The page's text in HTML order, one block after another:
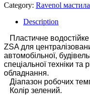
Category: Ravenol
Description
Пластичне
ZSA для
автомобільної,
спеціальної техніки та
обладнання.
Діапазон робочих
Колір зелений.